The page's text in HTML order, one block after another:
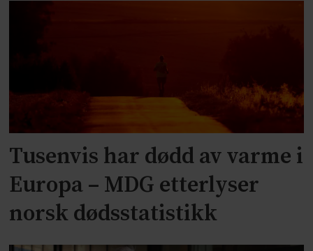
Tusenvis har dødd av varme i
Europa – MDG etterlyser
norsk dødsstatistikk